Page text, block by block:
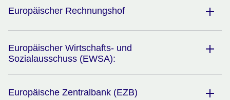
Europäischer Rechnungshof
Europäischer Wirtschafts- und
Sozialausschuss (EWSA):
Europäische Zentralbank (EZB)